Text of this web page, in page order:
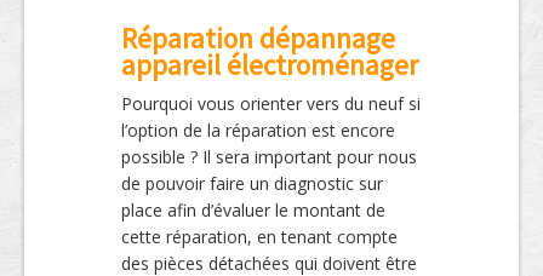
Réparation dépannage
appareil électroménager
Pourquoi vous orienter vers du neuf si
l’option de la réparation est encore
possible ? Il sera important pour nous
de pouvoir faire un diagnostic sur
place afin d’évaluer le montant de
cette réparation, en tenant compte
des pièces détachées qui doivent être